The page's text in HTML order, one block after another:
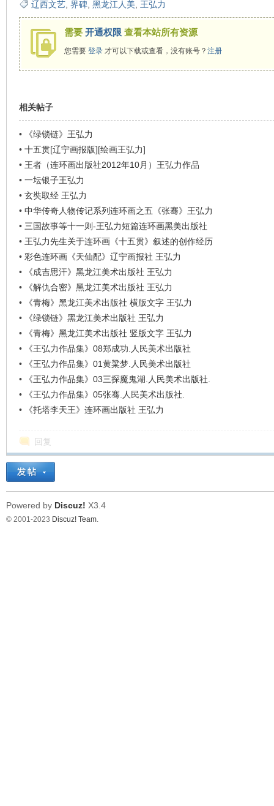
辽西文艺, 界碑, 黑龙江人美 王弘力
需要 开通权限 查看本站所有资源
您需要 登录才可以下载或查看，没有账号？ 注册
相关帖子
•
《绿锁链》王弘力
• 十五贯[辽宁画报版][绘画王弘力]
• 王者（连环画出版社2012年10月）王弘力作品
• 一坛银子王弘力
• 玄奘取经 王弘力
• 中华传奇人物传记系列连环画之五《张骞》王弘力
• 三国故事等十一则-王弘力短篇连环画黑美出版社
• 王弘力先生关于连环画《十五贯》叙述的创作经历
• 彩色连环画《天仙配》辽宁画报社 王弘力
•
《成吉思汗》黑龙江美术出版社 王弘力
•
《解仇合密》黑龙江美术出版社 王弘力
•
《青梅》黑龙江美术出版社 横版文字 王弘力
•
《绿锁链》黑龙江美术出版社 王弘力
•
《青梅》黑龙江美术出版社 竖版文字 王弘力
•
《王弘力作品集》08郑成功.人民美术出版社
•
《王弘力作品集》01黄粱梦.人民美术出版社
•
《王弘力作品集》03三探魔鬼湖.人民美术出版社.
•
《王弘力作品集》05张骞.人民美术出版社.
•
《托塔李天王》连环画出版社 王弘力
回复
Powered by Discuz! X3.4
© 2001-2023 Discuz! Team.